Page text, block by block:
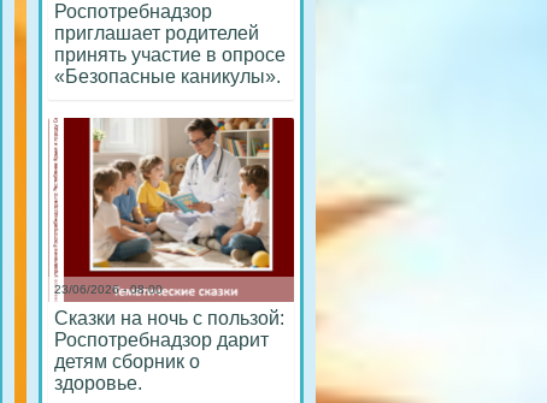
Роспотребнадзор
приглашает родителей
принять участие в опросе
«Безопасные каникулы».
23/06/2026 - 08:00
Сказки на ночь с пользой:
Роспотребнадзор дарит
детям сборник о
здоровье.